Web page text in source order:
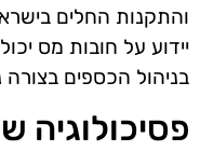
והתקנות החלים
יידוע על חובות מס
בניהול הכספים בצורה
פסיכולוגיה